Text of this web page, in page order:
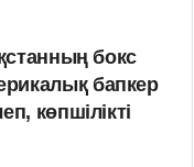
бокс
бапкер
көпшілікті